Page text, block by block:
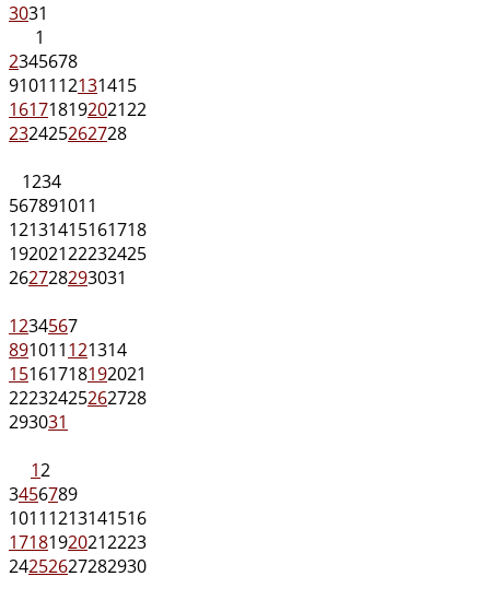
3031
1
2345678
9101112131415
16171819202122
232425262728
1234
567891011
12131415161718
19202122232425
262728293031
1234567
891011121314
15161718192021
22232425262728
293031
12
3456789
10111213141516
17181920212223
24252627282930